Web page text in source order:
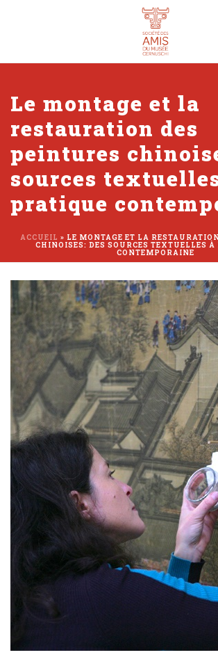
Le montage et la
restauration des
peintures
sources
pratique
ACCUEIL » LE MONTAGE ET LA
CHINOISES: DES SOURCES TEXTUELLES
CONTEMPORAINE